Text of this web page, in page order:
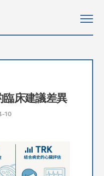
臨床建議差異
10